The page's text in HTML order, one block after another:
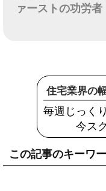
ァーストの功労者
住宅業界の
毎週じっく
今ス
この記事のキーワ